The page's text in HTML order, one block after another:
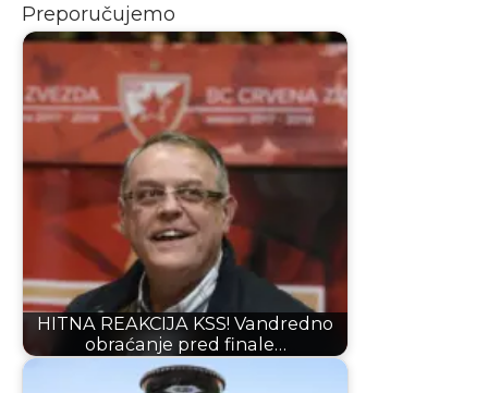
Preporučujemo
HITNA REAKCIJA KSS! Vandredno
obraćanje pred finale…